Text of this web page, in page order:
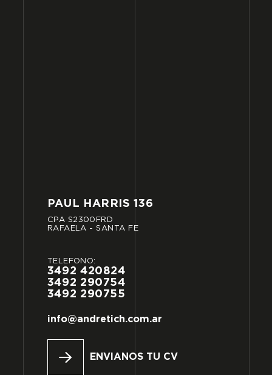
PAUL HARRIS 136
CPA S2300FRD
RAFAELA
- SANTA FE
TELÉFONO:
3492 420824
3492 290754
3492 290755
info@andretich.com.ar
ENVIANOS TU CV